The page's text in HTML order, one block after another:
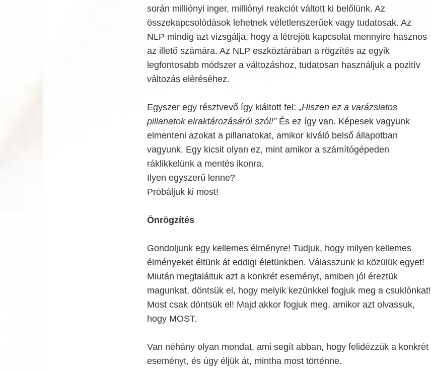
során milliónyi inger, milliónyi reakciót váltott ki belőlünk. Az
összekapcsolódások lehetnek véletlenszerűek vagy tudatosak. Az
NLP mindig azt vizsgálja, hogy a létrejött kapcsolat mennyire hasznos
az illető számára. Az NLP eszköztárában a rögzítés az egyik
legfontosabb módszer a változáshoz, tudatosan használjuk a pozitív
változás eléréséhez.
Egyszer egy résztvevő így kiáltott fel: „Hiszen ez a varázslatos
pillanatok elraktározásáról szól!” És ez így van. Képesek vagyunk
elmenteni azokat a pillanatokat, amikor kiváló belső állapotban
vagyunk. Egy kicsit olyan ez, mint amikor a számítógépeden
ráklikkelünk a mentés ikonra.
Ilyen egyszerű lenne?
Próbáljuk ki most!
Önrögzítés
Gondoljunk egy kellemes élményre! Tudjuk, hogy milyen kellemes
élményeket éltünk át eddigi életünkben. Válasszunk ki közülük egyet!
Miután megtaláltuk azt a konkrét eseményt, amiben jól éreztük
magunkat, döntsük el, hogy melyik kezünkkel fogjuk meg a csuklónkat!
Most csak döntsük el! Majd akkor fogjuk meg, amikor azt olvassuk,
hogy MOST.
Van néhány olyan mondat, ami segít abban, hogy felidézzük a konkrét
eseményt, és úgy éljük át, mintha most történne.